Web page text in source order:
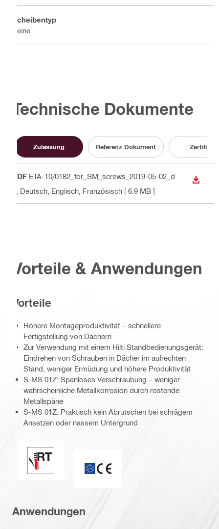
Scheibentyp
Keine
Technische Dokumente
Zulassung Referenz Dokument Zertifikat
PDF ETA-10/0182_for_SM_screws_2019-05-02_d
, Deutsch, Englisch, Französisch [ 6.9 MB ]
Vorteile & Anwendungen
Vorteile
Höhere Montageproduktivität – schnellere
Fertigstellung von Dächern
Zur Verwendung mit einem Hilti Standbedienungsgerät:
Eindrehen von Schrauben in Dächer im aufrechten
Stand, weniger Ermüdung und höhere Produktivität
S-MS 01Z: Spanloses Verschraubung – weniger
wahrscheinliche Metallkorrosion durch rostende
Metallspäne
S-MS 01Z: Praktisch kein Abrutschen bei schrägem
Ansetzen oder nassem Untergrund
Perfekte Abdichtung / Racing Tip
Anwendungen